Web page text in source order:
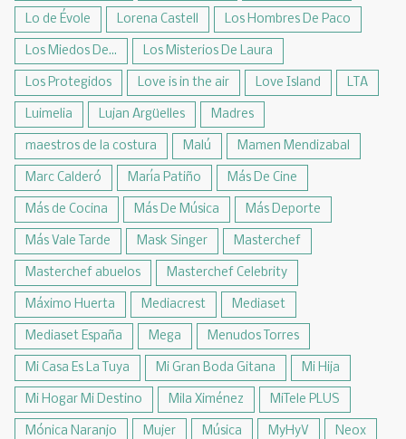
Lo de Évole Lorena Castell Los Hombres De Paco
Los Miedos De... Los Misterios De Laura
Los Protegidos Love is in the air Love Island LTA
Luimelia Lujan Argüelles Madres
maestros de la costura Malú Mamen Mendizabal
Marc Calderó María Patiño Más De Cine
Más de Cocina Más De Música Más Deporte
Más Vale Tarde Mask Singer Masterchef
Masterchef abuelos Masterchef Celebrity
Máximo Huerta Mediacrest Mediaset
Mediaset España Mega Menudos Torres
Mi Casa Es La Tuya Mi Gran Boda Gitana Mi Hija
Mi Hogar Mi Destino Mila Ximénez MiTele PLUS
Mónica Naranjo Mujer Música MyHyV Neox